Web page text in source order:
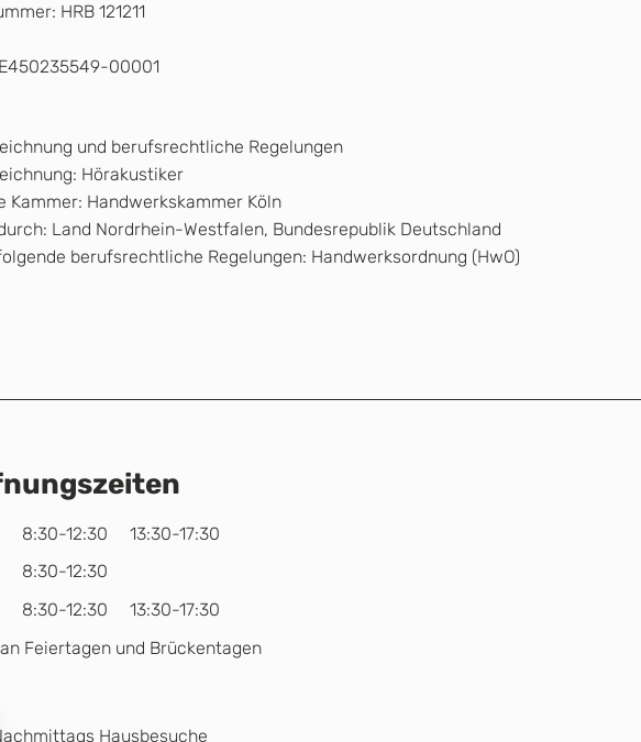
HRB 121211
00001
und berufsrechtliche Regelungen
Hörakustiker
Kammer: Handwerkskammer Köln
Land Nordrhein-Westfalen, Bundesrepublik Deutschland
berufsrechtliche Regelungen: Handwerksordnung (HwO)
8:30-12:30 13:30-17:30
8:30-12:30
8:30-12:30 13:30-17:30
Feiertagen und Brückentagen
Hausbesuche